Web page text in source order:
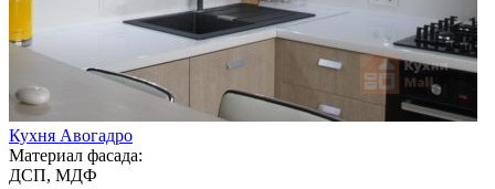
Кухня Авогадро
Материал фасада:
ДСП, МДФ